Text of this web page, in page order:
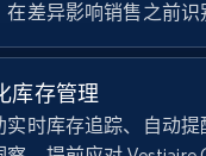
category
Description,
Discount percent, and
668+ 立
在差异影响销售之前识
库存管理
实时库存追踪、自动提